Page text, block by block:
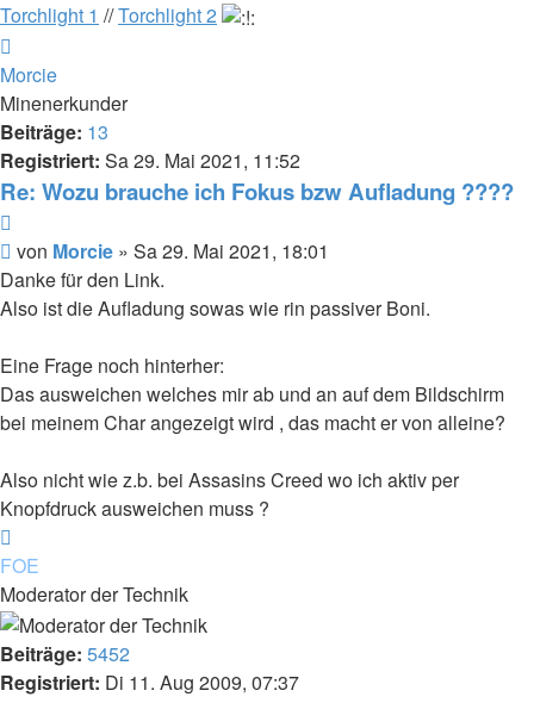
Torchlight 1 //Torchlight 2
oben
Morcie
Minenerkunder
Beiträge: 13
Registriert: Sa 29. Mai 2021, 11:52
Re: Wozu brauche ich Fokus bzw Aufladung ????
Beitrag
von Morcie » Sa 29. Mai 2021, 18:01
Danke für den Link.
Also ist die Aufladung sowas wie rin passiver Boni.
Eine Frage noch hinterher:
Das ausweichen welches mir ab und an auf dem Bildschirm
bei meinem Char angezeigt wird , das macht er von alleine?
Also nicht wie z.b. bei Assasins Creed wo ich aktiv per
Knopfdruck ausweichen muss ?
oben
FOE
Moderator der Technik
Beiträge: 5452
Registriert: Di 11. Aug 2009, 07:37